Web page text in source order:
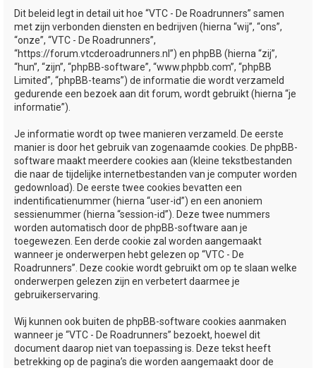
Dit beleid legt in detail uit hoe “VTC - De Roadrunners” samen
met zijn verbonden diensten en bedrijven (hierna “wij”, “ons”,
“onze”, “VTC - De Roadrunners”,
“https://forum.vtcderoadrunners.nl”) en phpBB (hierna “zij”,
“hun”, “zijn”, “phpBB-software”, “www.phpbb.com”, “phpBB
Limited”, “phpBB-teams”) de informatie die wordt verzameld
gedurende een bezoek aan dit forum, wordt gebruikt (hierna “je
informatie”).
Je informatie wordt op twee manieren verzameld. De eerste
manier is door het gebruik van zogenaamde cookies. De phpBB-
software maakt meerdere cookies aan (kleine tekstbestanden
die naar de tijdelijke internetbestanden van je computer worden
gedownload). De eerste twee cookies bevatten een
indentificatienummer (hierna “user-id”) en een anoniem
sessienummer (hierna “session-id”). Deze twee nummers
worden automatisch door de phpBB-software aan je
toegewezen. Een derde cookie zal worden aangemaakt
wanneer je onderwerpen hebt gelezen op “VTC - De
Roadrunners”. Deze cookie wordt gebruikt om op te slaan welke
onderwerpen gelezen zijn en verbetert daarmee je
gebruikerservaring.
Wij kunnen ook buiten de phpBB-software cookies aanmaken
wanneer je “VTC - De Roadrunners” bezoekt, hoewel dit
document daarop niet van toepassing is. Deze tekst heeft
betrekking op de pagina’s die worden aangemaakt door de